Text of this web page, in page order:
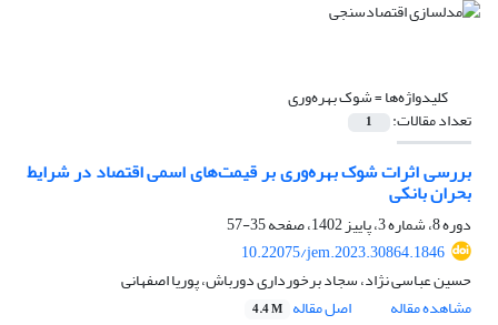
کلیدواژه‌ها =شوک بهره‌وری
تعداد مقالات: 1
بررسی اثرات شوک بهره‌وری بر قیمت‌های اسمی اقتصاد در شرایط
بحران بانکی
دوره 8، شماره 3، پاییز 1402، صفحه
35-57
10.22075/jem.2023.30864.1846
حسین عباسی نژاد، سجاد برخورداری دورباش، پوریا اصفهانی
مشاهده مقاله
اصل مقاله 4.4 M